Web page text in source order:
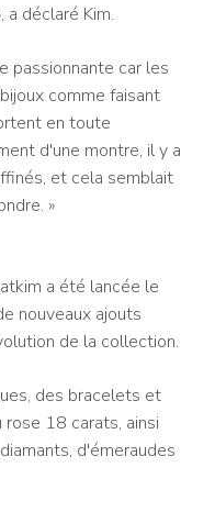
a déclaré Kim.
passionnante car les
comme faisant
en toute
d'une montre, il y a
et cela semblait
»
a été lancée le
nouveaux ajouts
de la collection.
des bracelets et
rose 18 carats, ainsi
d'émeraudes